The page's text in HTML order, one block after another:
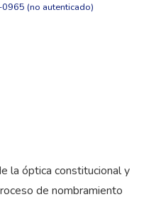
(no autenticado)
la óptica constitucional y
de nombramiento